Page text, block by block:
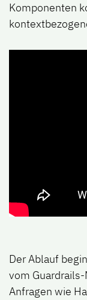
Komponenten
Der Ablauf
vom
Anfragen wie